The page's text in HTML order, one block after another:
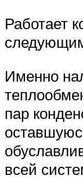
Работает
Именно
пар
всей